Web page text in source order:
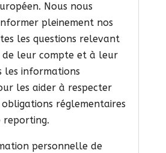
Nous nous
pleinement nos
les questions relevant
de leur compte et à leur
informations
les aider à respecter
réglementaires
reporting.
personnelle de